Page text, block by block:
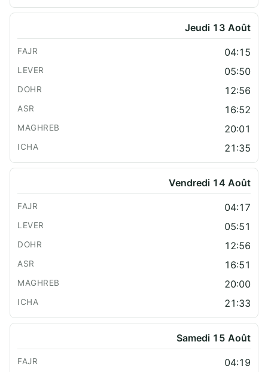
Jeudi 13 Août
04:15
05:50
12:56
16:52
20:01
21:35
Vendredi 14 Août
04:17
05:51
12:56
16:51
20:00
21:33
Samedi 15 Août
04:19